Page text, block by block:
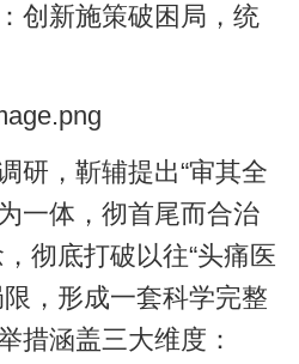
新施策破困局，统
，靳辅提出“审其全
一体，彻首尾而合治
彻底打破以往“头痛医
，形成一套科学完整
措涵盖三大维度：